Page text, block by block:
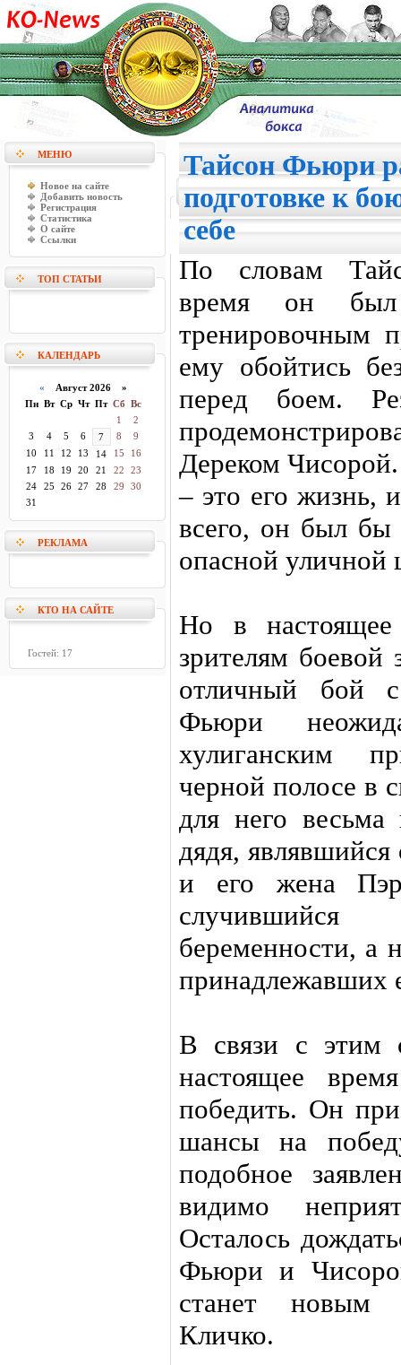
МЕНЮ
Новое на сайте
Добавить новость
Регистрация
Статистика
О сайте
Ссылки
ТОП СТАТЬИ
КАЛЕНДАРЬ
« Август 2026 »
Пн Вт Ср Чт Пт Сб Вс
1
2
3
4 5 6 7 8
9
10
11 12 13 14 15
16
17
18 19 20 21 22
23
24
25 26 27 28 29
30
31
РЕКЛАМА
КТО НА САЙТЕ
Гостей: 17
Тайсон Фьюри
подготовке к
себе
По словам
время он был
тренировочным
ему обойтись
перед боем.
Дереком
– это его жизнь,
всего, он был бы
опасной
Но в настоящее
зрителям боевой
отличный бой
Фьюри
хулиганским
черной полосе в
для него
дядя,
и его жена
беременности, а
принадлежавших
В связи с этим
настоящее
победить. Он
шансы на
подобное
видимо
Осталось
Фьюри и
станет новым
Кличко.